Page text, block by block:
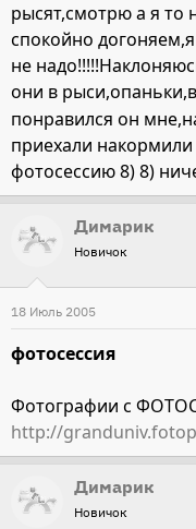
рысят,смотрю а я то
спокойно
не
они в
понравился он
приехали
фотосессию 8) 8)
Димарик
Новичок
18 Июль 2005
фотосессия
Фотографии с
http://
Димарик
Новичок